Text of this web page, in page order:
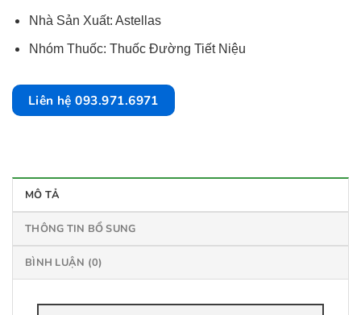
Nhà Sản Xuất: Astellas
Nhóm Thuốc: Thuốc Đường Tiết Niệu
Liên hệ 093.971.6971
MÔ TẢ
THÔNG TIN BỔ SUNG
BÌNH LUẬN (0)